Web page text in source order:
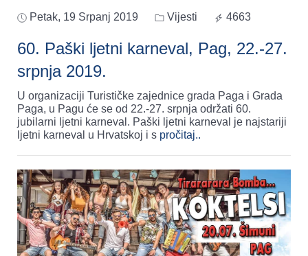
Petak, 19 Srpanj 2019 Vijesti 4663
60. Paški ljetni karneval, Pag, 22.-27.
srpnja 2019.
U organizaciji Turističke zajednice grada Paga i Grada
Paga, u Pagu će se od 22.-27. srpnja održati 60.
jubilarni ljetni karneval. Paški ljetni karneval je najstariji
ljetni karneval u Hrvatskoj i s pročitaj..